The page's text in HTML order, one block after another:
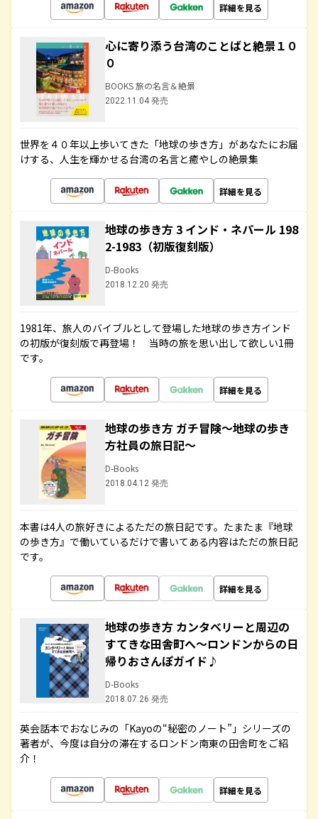
詳細を見る
心に寄り添う台湾のことばと絶景１０
０
BOOKS 旅の名言＆絶景
2022.11.04 発売
世界を４０年以上歩いてきた「地球の歩き方」があなたにお届
けする、人生を輝かせる台湾の名言と癒やしの絶景集
詳細を見る
地球の歩き方 3 インド・ネパール 198
2-1983（初版復刻版）
D-Books
2018.12.20 発売
1981年、旅人のバイブルとして登場した地球の歩き方インド
の初版が復刻版で再登場！ 当時の旅を思い出して欲しい1冊
です。
詳細を見る
地球の歩き方 ガチ冒険～地球の歩き
方社員の旅日記～
D-Books
2018.04.12 発売
本書は4人の旅好きによるただの旅日記です。たまたま『地球
の歩き方』で働いているだけで書いてある内容はただの旅日記
です。
詳細を見る
地球の歩き方 カンタベリーと周辺の
すてきな田舎町へ～ロンドンからの日
帰りおさんぽガイド♪
D-Books
2018.07.26 発売
英会話本でおなじみの「Kayoの“秘密のノート”」シリーズの
著者が、今度は自分の滞在するロンドン南東の田舎町をご紹
介！
詳細を見る